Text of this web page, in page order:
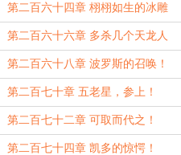
刑！
第二百六十四章 栩栩如生的冰雕
第二百六十六章 多杀几个天龙人
第二百六十八章 波罗斯的召唤！
第二百七十章 五老星，参上！
第二百七十二章 可取而代之！
第二百七十四章 凯多的惊愕！